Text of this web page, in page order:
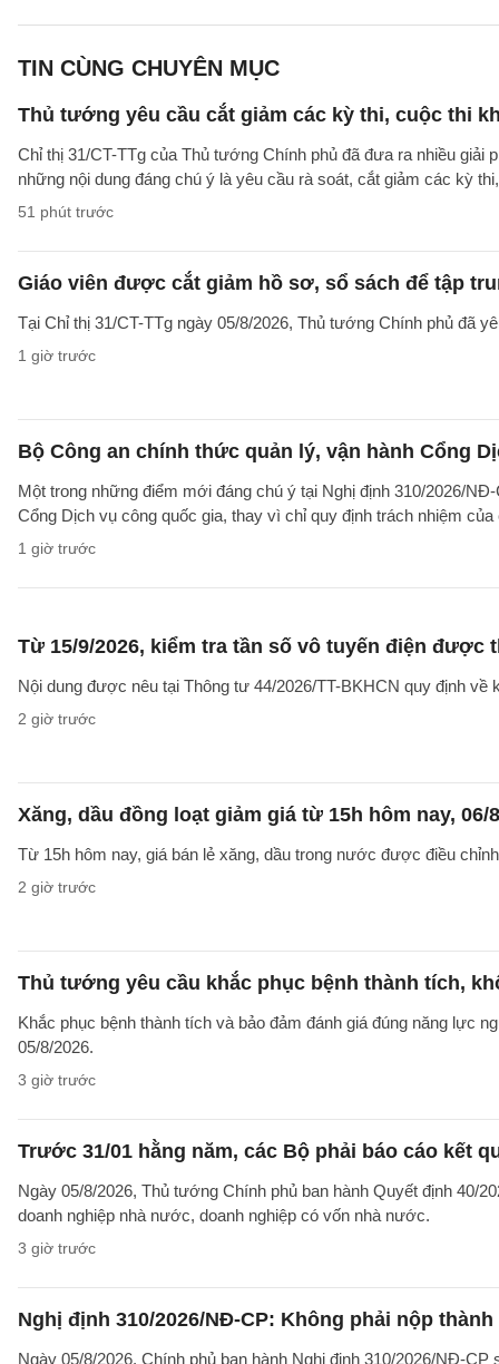
TIN CÙNG CHUYÊN MỤC
Thủ tướng yêu cầu cắt giảm các kỳ thi, cuộc thi
Chỉ thị 31/CT-TTg của Thủ tướng Chính phủ đã đưa ra nhiều giải
những nội dung đáng chú ý là yêu cầu rà soát, cắt giảm các kỳ
51 phút trước
Giáo viên được cắt giảm hồ sơ, sổ sách để tập
Tại Chỉ thị 31/CT-TTg ngày 05/8/2026, Thủ tướng Chính phủ đã
1 giờ trước
Bộ Công an chính thức quản lý, vận hành Cổng
Một trong những điểm mới đáng chú ý tại Nghị định 310/2026/
Cổng Dịch vụ công quốc gia, thay vì chỉ quy định trách nhiệm
1 giờ trước
Từ 15/9/2026, kiểm tra tần số vô tuyến điện được
Nội dung được nêu tại Thông tư 44/2026/TT-BKHCN quy định
2 giờ trước
Xăng, dầu đồng loạt giảm giá từ 15h hôm nay, 06/
Từ 15h hôm nay, giá bán lẻ xăng, dầu trong nước được điều
2 giờ trước
Thủ tướng yêu cầu khắc phục bệnh thành tích,
Khắc phục bệnh thành tích và bảo đảm đánh giá đúng năng lực
05/8/2026.
3 giờ trước
Trước 31/01 hằng năm, các Bộ phải báo cáo kết
Ngày 05/8/2026, Thủ tướng Chính phủ ban hành Quyết định 40/
doanh nghiệp nhà nước, doanh nghiệp có vốn nhà nước.
3 giờ trước
Nghị định 310/2026/NĐ-CP: Không phải nộp
Ngày 05/8/2026, Chính phủ ban hành Nghị định 310/2026/NĐ-